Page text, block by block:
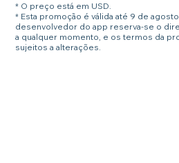
* O preço está em USD.
* Esta promoção é válida até 9 de
desenvolvedor do app reserva-se o
a qualquer momento, e os termos da
sujeitos a alterações.